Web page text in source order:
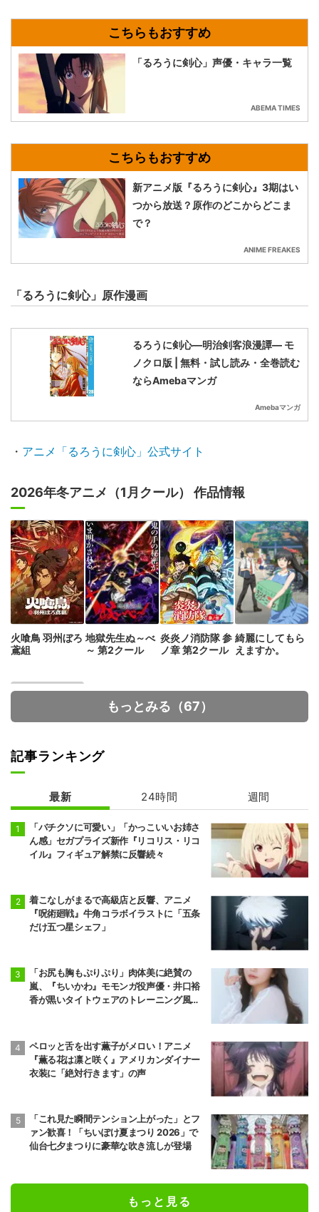
「るろうに剣心」声優・キャラ一覧
ABEMA TIMES
新アニメ版『るろうに剣心』3期はい
つから放送？原作のどこからどこま
で？
ANIME FREAKES
「るろうに剣心」原作漫画
るろうに剣心―明治剣客浪漫譚― モ
ノクロ版 | 無料・試し読み・全巻読む
ならAmebaマンガ
Amebaマンガ
・ アニメ「るろうに剣心」公式サイト
2026年冬アニメ（1月クール） 作品情報
火喰鳥 羽州ぼろ
鳶組
地獄先生ぬ～べ
～ 第2クール
炎炎ノ消防隊 参
ノ章 第2クール
綺麗にしてもら
えますか。
花ざかりの君た
ちへ
もっとみる（67）
記事ランキング
最新 24時間 週間
「バチクソに可愛い」「かっこいいお姉さ
ん感」セガプライズ新作『リコリス・リコ
イル』フィギュア解禁に反響続々
着こなしがまるで高級店と反響、アニメ
『呪術廻戦』牛角コラボイラストに「五条
だけ五つ星シェフ」
「お尻も胸もぷりぷり」肉体美に絶賛の
嵐、『ちいかわ』モモンガ役声優・井口裕
香が黒いタイトウェアのトレーニング風景
ペロッと舌を出す薫子がメロい！アニメ
『薫る花は凛と咲く』アメリカンダイナー
衣装に「絶対行きます」の声
「これ見た瞬間テンション上がった」とフ
ァン歓喜！「ちいぽけ夏まつり 2026」で
仙台七夕まつりに豪華な吹き流しが登場
もっと見る